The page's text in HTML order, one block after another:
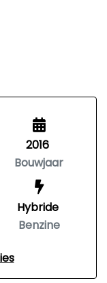
2016
Bouwjaar
Hybride
Benzine